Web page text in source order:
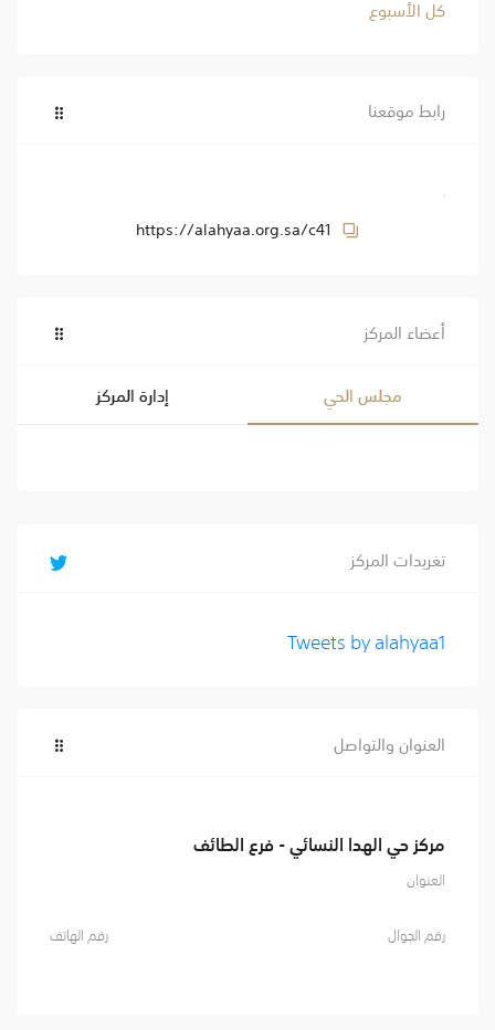
كل الأسبوع
رابط موقعنا
أعضاء المركز
مجلس الحي
إدارة المركز
تغريدات المركز
Tweets by alahyaa1
العنوان والتواصل
مركز حي الهدا النسائي - فرع الطائف
العنوان
رقم الجوال
رقم الهاتف